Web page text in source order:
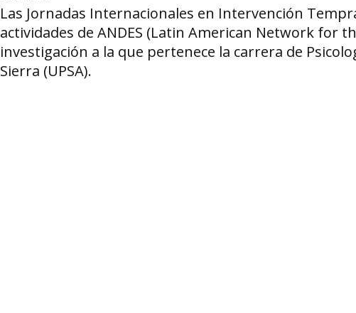
Las Jornadas Internacionales en Intervención
actividades de ANDES (Latin American Network for
investigación a la que pertenece la carrera de
Sierra (UPSA).